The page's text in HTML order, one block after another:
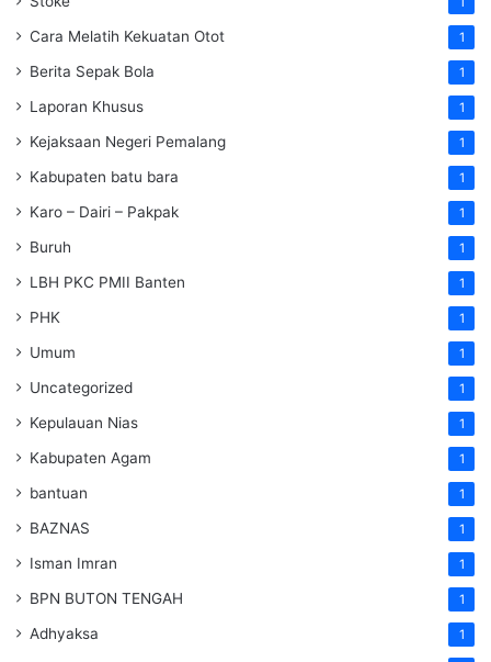
Cara Melatih Kekuatan Otot 1
Berita Sepak Bola 1
Laporan Khusus 1
Kejaksaan Negeri Pemalang 1
Kabupaten batu bara 1
Karo – Dairi – Pakpak 1
Buruh 1
LBH PKC PMII Banten 1
PHK 1
Umum 1
Uncategorized 1
Kepulauan Nias 1
Kabupaten Agam 1
bantuan 1
BAZNAS 1
Isman Imran 1
BPN BUTON TENGAH 1
Adhyaksa 1